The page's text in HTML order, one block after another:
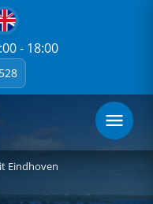
- 18:00
Eindhoven